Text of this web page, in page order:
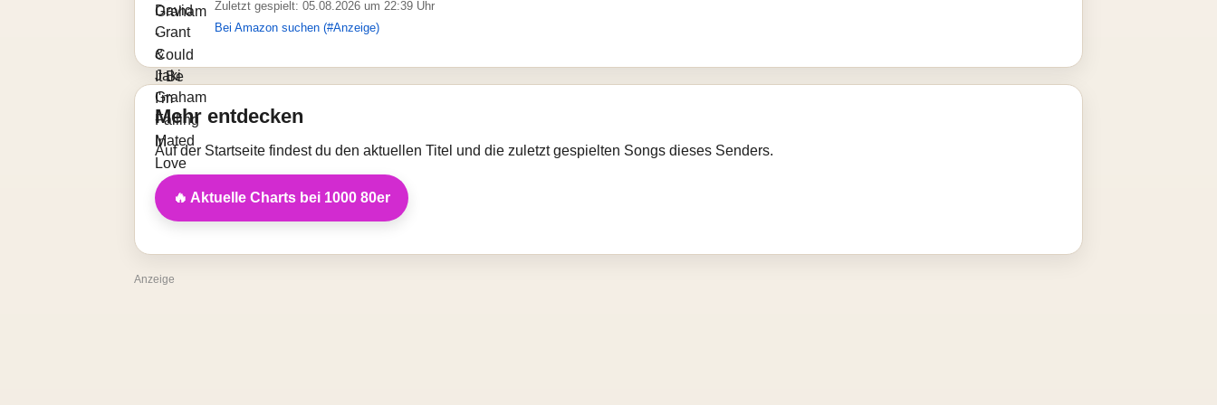
Zuletzt gespielt: 05.08.2026 um 22:39 Uhr
Bei Amazon suchen (#Anzeige)
Mehr entdecken
Auf der Startseite findest du den aktuellen Titel und die zuletzt gespielten Songs dieses Senders.
🔥 Aktuelle Charts bei 1000 80er
Anzeige